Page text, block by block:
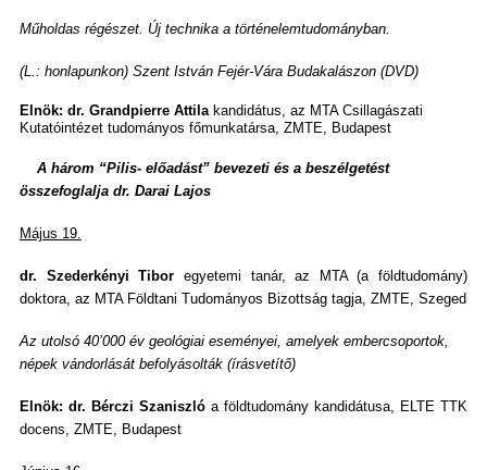
Műholdas régészet. Új technika a történelemtudományban.
(L.: honlapunkon) Szent István Fejér-Vára Budakalászon (DVD)
Elnök: dr. Grandpierre Attila kandidátus, az MTA Csillagászati
Kutatóintézet tudományos főmunkatársa, ZMTE, Budapest
A három “Pilis- előadást” bevezeti és a beszélgetést
összefoglalja dr. Darai Lajos
Május 19.
dr. Szederkényi Tibor egyetemi tanár, az MTA (a földtudomány)
doktora, az MTA Földtani Tudományos Bizottság tagja, ZMTE, Szeged
Az utolsó 40’000 év geológiai eseményei, amelyek embercsoportok,
népek vándorlását befolyásolták (írásvetítő)
Elnök: dr. Bérczi Szaniszló a földtudomány kandi­dátusa, ELTE TTK
docens, ZMTE, Budapest